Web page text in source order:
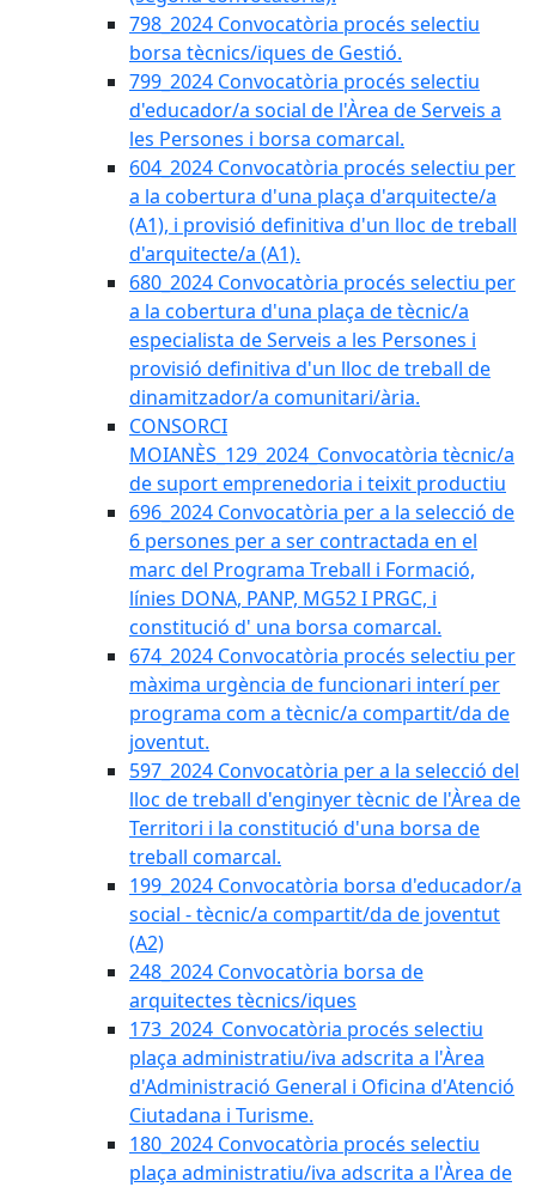
798_2024 Convocatòria procés selectiu
borsa tècnics/iques de Gestió.
799_2024 Convocatòria procés selectiu
d'educador/a social de l'Àrea de Serveis a
les Persones i borsa comarcal.
604_2024 Convocatòria procés selectiu per
a la cobertura d'una plaça d'arquitecte/a
(A1), i provisió definitiva d'un lloc de treball
d'arquitecte/a (A1).
680_2024 Convocatòria procés selectiu per
a la cobertura d'una plaça de tècnic/a
especialista de Serveis a les Persones i
provisió definitiva d'un lloc de treball de
dinamitzador/a comunitari/ària.
CONSORCI
MOIANÈS_129_2024_Convocatòria tècnic/a
de suport emprenedoria i teixit productiu
696_2024 Convocatòria per a la selecció de
6 persones per a ser contractada en el
marc del Programa Treball i Formació,
línies DONA, PANP, MG52 I PRGC, i
constitució d' una borsa comarcal.
674_2024 Convocatòria procés selectiu per
màxima urgència de funcionari interí per
programa com a tècnic/a compartit/da de
joventut.
597_2024 Convocatòria per a la selecció del
lloc de treball d'enginyer tècnic de l'Àrea de
Territori i la constitució d'una borsa de
treball comarcal.
199_2024 Convocatòria borsa d'educador/a
social - tècnic/a compartit/da de joventut
(A2)
248_2024 Convocatòria borsa de
arquitectes tècnics/iques
173_2024_Convocatòria procés selectiu
plaça administratiu/iva adscrita a l'Àrea
d'Administració General i Oficina d'Atenció
Ciutadana i Turisme.
180_2024 Convocatòria procés selectiu
plaça administratiu/iva adscrita a l'Àrea de